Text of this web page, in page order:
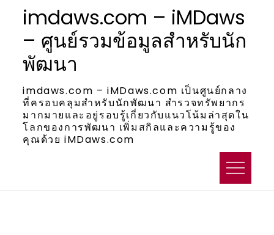
content
imdaws.com – iMDaws
– ศูนย์รวมข้อมูลสำหรับนัก
พัฒนา
imdaws.com – iMDaws.com เป็นศูนย์กลาง
ที่ครอบคลุมสำหรับนักพัฒนา สำรวจทรัพยากร
มากมายและอยู่รอบรู้เกี่ยวกับแนวโน้มล่าสุดใน
โลกของการพัฒนา เพิ่มสกิลและความรู้ของ
คุณด้วย iMDaws.com